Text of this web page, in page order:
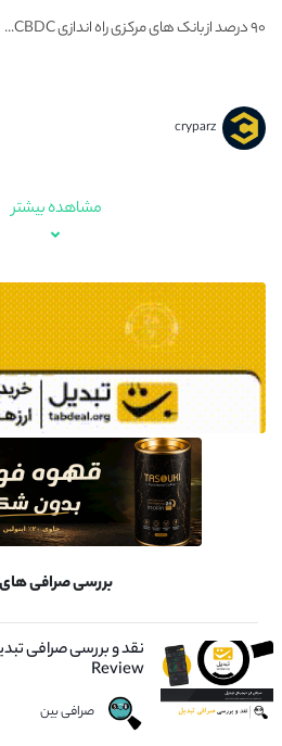
۹۰ درصد از بانک های مرکزی راه اندازی CBDC...
cryparz
مشاهده بیشتر
بررسی صرافی های
Review
صرافی بین